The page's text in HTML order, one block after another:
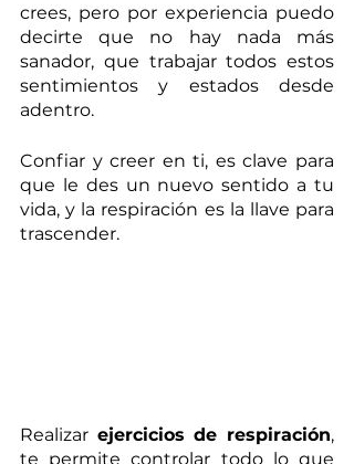
crees, pero por experiencia puedo
decirte que no hay nada más
sanador, que trabajar todos estos
sentimientos y estados desde
adentro.
Confiar y creer en ti, es clave para
que le des un nuevo sentido a tu
vida, y la respiración es la llave para
trascender.
Realizar ejercicios de respiración,
te permite controlar todo lo que